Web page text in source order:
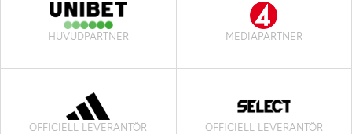
HUVUDPARTNER MEDIAPARTNER
OFFICIELL LEVERANTÖR OFFICIELL LEVERANTÖR